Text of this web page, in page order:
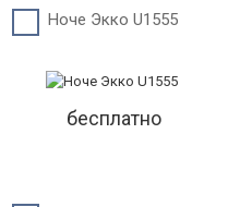
Ноче Экко U1555
бесплатно